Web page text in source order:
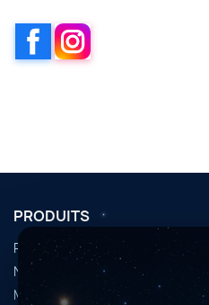
Facebook
PRODUITS
Promotions
Nouveaux produits
Meilleures ventes